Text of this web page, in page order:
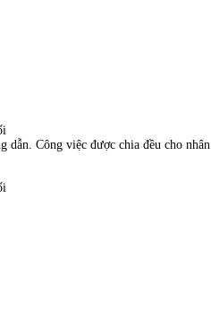
Công việc được chia đều cho